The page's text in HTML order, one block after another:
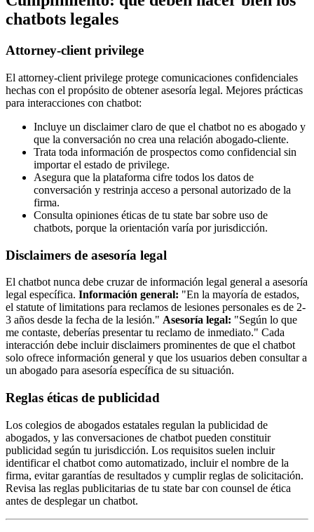
chatbots legales
Attorney-client privilege
El attorney-client privilege protege comunicaciones confidenciales
hechas con el propósito de obtener asesoría legal. Mejores prácticas
para interacciones con chatbot:
Incluye un disclaimer claro de que el chatbot no es abogado y
que la conversación no crea una relación abogado-cliente.
Trata toda información de prospectos como confidencial sin
importar el estado de privilege.
Asegura que la plataforma cifre todos los datos de
conversación y restrinja acceso a personal autorizado de la
firma.
Consulta opiniones éticas de tu state bar sobre uso de
chatbots, porque la orientación varía por jurisdicción.
Disclaimers de asesoría legal
El chatbot nunca debe cruzar de información legal general a asesoría
legal específica. Información general: "En la mayoría de estados,
el statute of limitations para reclamos de lesiones personales es de 2-
3 años desde la fecha de la lesión." Asesoría legal: "Según lo que
me contaste, deberías presentar tu reclamo de inmediato." Cada
interacción debe incluir disclaimers prominentes de que el chatbot
solo ofrece información general y que los usuarios deben consultar a
un abogado para asesoría específica de su situación.
Reglas éticas de publicidad
Los colegios de abogados estatales regulan la publicidad de
abogados, y las conversaciones de chatbot pueden constituir
publicidad según tu jurisdicción. Los requisitos suelen incluir
identificar el chatbot como automatizado, incluir el nombre de la
firma, evitar garantías de resultados y cumplir reglas de solicitación.
Revisa las reglas publicitarias de tu state bar con counsel de ética
antes de desplegar un chatbot.